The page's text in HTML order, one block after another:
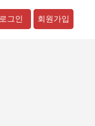
로그인 회원가입